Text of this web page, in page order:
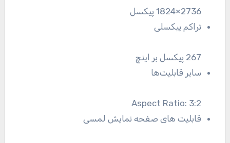
2736×1824 پیکسل
تراکم پیکسلی
267 پیکسل بر اینچ
سایر قابلیت‌ها
Aspect Ratio: 3:2
قابلیت های صفحه نمایش لمسی